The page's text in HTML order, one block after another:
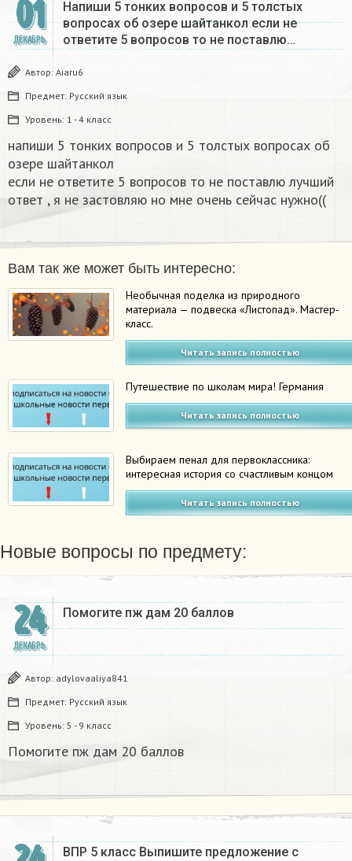
01
ДЕКАБРЬ
Напиши 5 тонких вопросов и 5 толстых
вопросах об озере шайтанкол если не
ответите 5 вопросов то не поставлю…
Автор: Aiaru6
Предмет: Русский язык
Уровень: 1 - 4 класс
напиши 5 тонких вопросов и 5 толстых вопросах об
озере шайтанкол
если не ответите 5 вопросов то не поставлю лучший
ответ , я не застовляю но мне очень сейчас нужно((​
Вам так же может быть интересно:
Необычная поделка из природного
материала — подвеска «Листопад». Мастер-
класс.
Читать запись полностью
Путешествие по школам мира! Германия
Читать запись полностью
Выбираем пенал для первоклассника:
интересная история со счастливым концом
Читать запись полностью
Новые вопросы по предмету:
24
ДЕКАБРЬ
Помогите пж дам 20 баллов ​
Автор: adylovaaliya841
Предмет: Русский язык
Уровень: 5 - 9 класс
Помогите пж дам 20 баллов ​
ВПР 5 класс Выпишите предложение с